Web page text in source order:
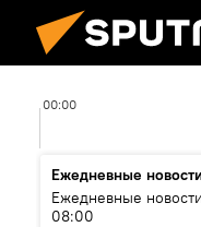
00:00
Ежедневные
Ежедневные
08:00